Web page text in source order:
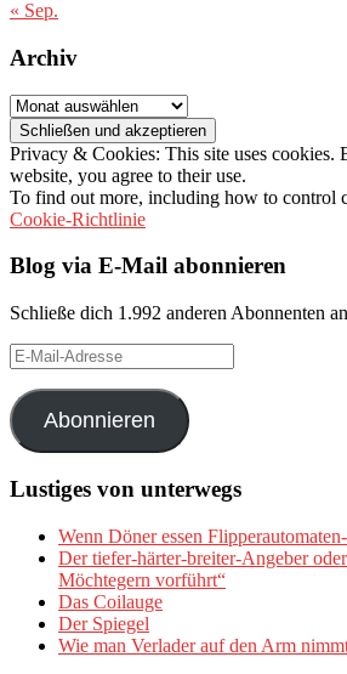
« Sep.
Archiv
Archiv
Privacy & Cookies: This site uses cookies.
website, you agree to their use.
To find out more, including how to control
Cookie-Richtlinie
Blog via E-Mail abonnieren
Schließe dich 1.992 anderen Abonnenten an
E-
Mail-
Adresse
Abonnieren
Lustiges von unterwegs
Wenn Döner essen
Der tiefer-härter-breiter-Angeber
Möchtegern vorführt“
Das Coilauge
Der Spiegel
Wie man Verlader auf den Arm